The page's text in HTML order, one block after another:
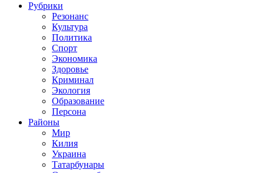
Рубрики
Резонанс
Культура
Политика
Спорт
Экономика
Здоровье
Криминал
Экология
Образование
Персона
Районы
Мир
Килия
Украина
Татарбунары